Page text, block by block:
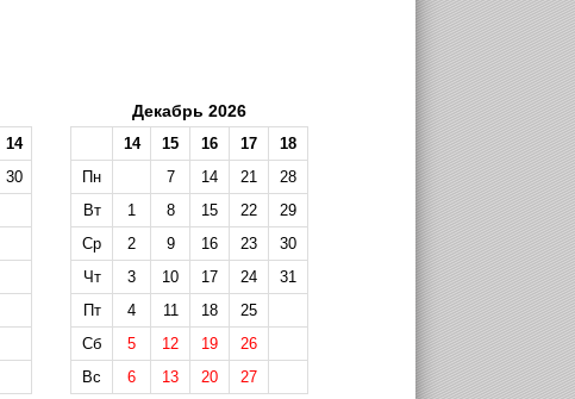
14
30
Декабрь 2026
14 15 16 17
18
Пн
7 14 21
28
Вт
1 8 15 22
29
Ср
2 9 16 23
30
Чт
3 10 17 24
31
Пт
4 11 18
25
Сб
5 12 19
26
Вс
6 13 20 27